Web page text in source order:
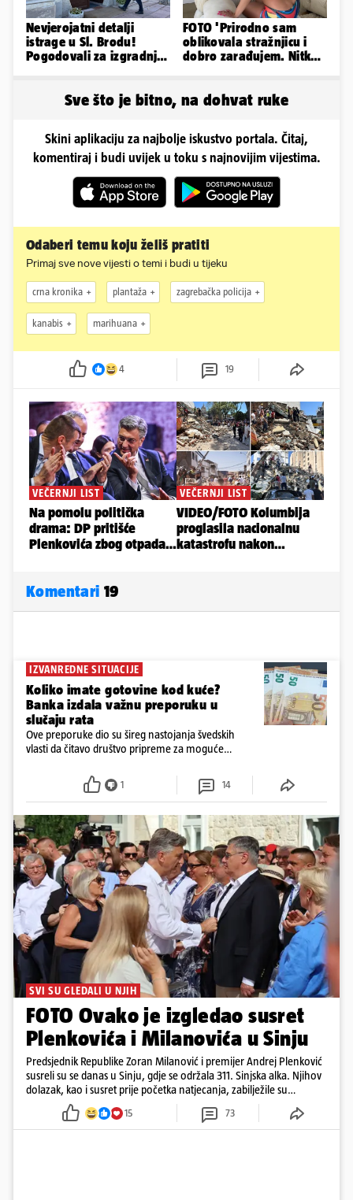
Nevjerojatni detalji
istrage u Sl. Brodu!
Pogodovali za izgradnju
FOTO 'Prirodno sam
oblikovala stražnjicu i
dobro zarađujem. Nitko
Sve što je bitno, na dohvat ruke
Skini aplikaciju za najbolje iskustvo portala. Čitaj,
komentiraj i budi uvijek u toku s najnovijim vijestima.
Odaberi temu koju želiš pratiti
Primaj sve nove vijesti o temi i budi u tijeku
crna kronika plantaža zagrebačka policija
kanabis marihuana
4 19
Komentari 19
IZVANREDNE SITUACIJE
Koliko imate gotovine kod kuće?
Banka izdala važnu preporuku u
slučaju rata
Ove preporuke dio su šireg nastojanja švedskih
vlasti da čitavo društvo pripreme za moguće
1 14
SVI SU GLEDALI U NJIH
FOTO Ovako je izgledao susret
Plenkovića i Milanovića u Sinju
Predsjednik Republike Zoran Milanović i premijer Andrej Plenković
susreli su se danas u Sinju, gdje se održala 311. Sinjska alka. Njihov
dolazak, kao i susret prije početka natjecanja, zabilježile su
kamere. Uz Milanovića i Plenkovića, na Alku su stigli i predsjednik
Hrvatskog sabora Gordan Jandroković, sinjski gradonačelnik Miro
Bulj, zagrebački gradonačelnik Tomislav Tomašević te dubrovački
15 73